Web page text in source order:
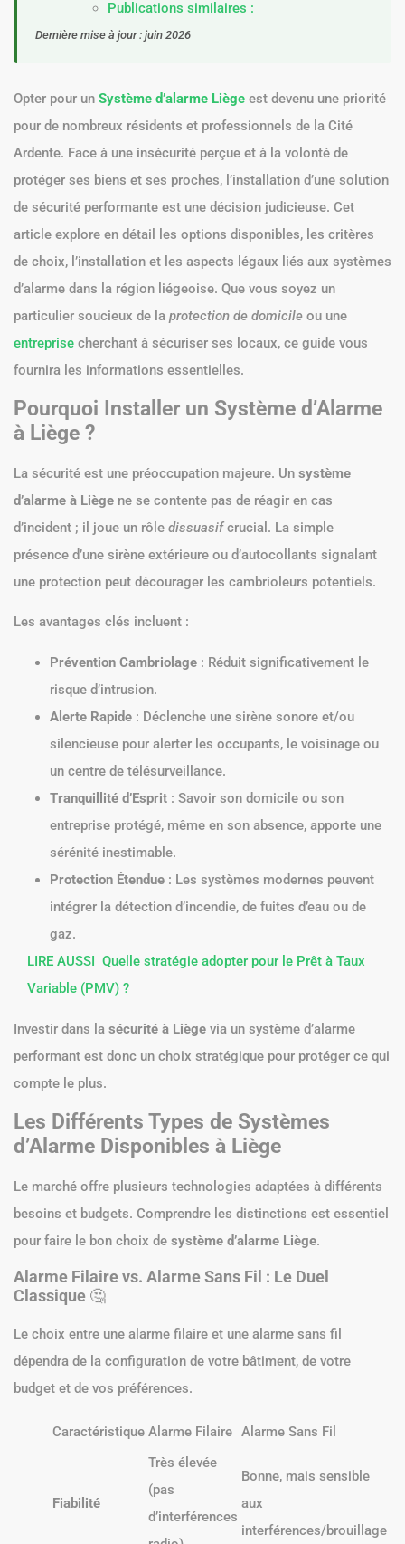
Publications similaires :
Dernière mise à jour : juin 2026
Opter pour un Système d’alarme Liège est devenu une priorité
pour de nombreux résidents et professionnels de la Cité
Ardente. Face à une insécurité perçue et à la volonté de
protéger ses biens et ses proches, l’installation d’une solution
de sécurité performante est une décision judicieuse. Cet
article explore en détail les options disponibles, les critères
de choix, l’installation et les aspects légaux liés aux systèmes
d’alarme dans la région liégeoise. Que vous soyez un
particulier soucieux de la protection de domicile ou une
entreprise cherchant à sécuriser ses locaux, ce guide vous
fournira les informations essentielles.
Pourquoi Installer un Système d’Alarme
à Liège ?
La sécurité est une préoccupation majeure. Un système
d’alarme à Liège ne se contente pas de réagir en cas
d’incident ; il joue un rôle dissuasifcrucial. La simple
présence d’une sirène extérieure ou d’autocollants signalant
une protection peut décourager les cambrioleurs potentiels.
Les avantages clés incluent :
Prévention Cambriolage : Réduit significativement le
risque d’intrusion.
Alerte Rapide : Déclenche une sirène sonore et/ou
silencieuse pour alerter les occupants, le voisinage ou
un centre de télésurveillance.
Tranquillité d’Esprit : Savoir son domicile ou son
entreprise protégé, même en son absence, apporte une
sérénité inestimable.
Protection Étendue : Les systèmes modernes peuvent
intégrer la détection d’incendie, de fuites d’eau ou de
gaz.
LIRE AUSSI Quelle stratégie adopter pour le Prêt à Taux
Variable (PMV) ?
Investir dans la sécurité à Liège via un système d’alarme
performant est donc un choix stratégique pour protéger ce qui
compte le plus.
Les Différents Types de Systèmes
d’Alarme Disponibles à Liège
Le marché offre plusieurs technologies adaptées à différents
besoins et budgets. Comprendre les distinctions est essentiel
pour faire le bon choix de système d’alarme Liège.
Alarme Filaire vs. Alarme Sans Fil : Le Duel
Classique 🤔
Le choix entre une alarme filaire et une alarme sans fil
dépendra de la configuration de votre bâtiment, de votre
budget et de vos préférences.
Caractéristique Alarme Filaire Alarme Sans Fil
Fiabilité
Très élevée
(pas
d’interférences
Bonne, mais sensible
aux
interférences/brouillage